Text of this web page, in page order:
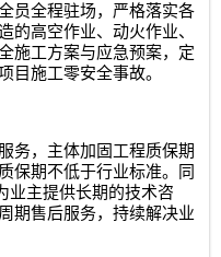
员全程驻场，严格落实各
的高空作业、动火作业、
施工方案与应急预案，定
目施工零安全事故。
务，主体加固工程质保期
保期不低于行业标准。同
业主提供长期的技术咨
期售后服务，持续解决业